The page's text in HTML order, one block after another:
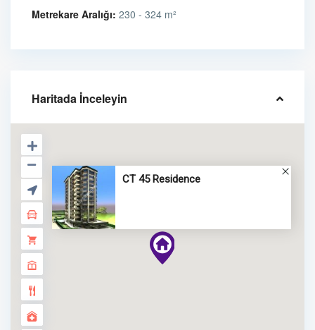
Metrekare Aralığı: 230 - 324 m²
Haritada İnceleyin
CT 45 Residence